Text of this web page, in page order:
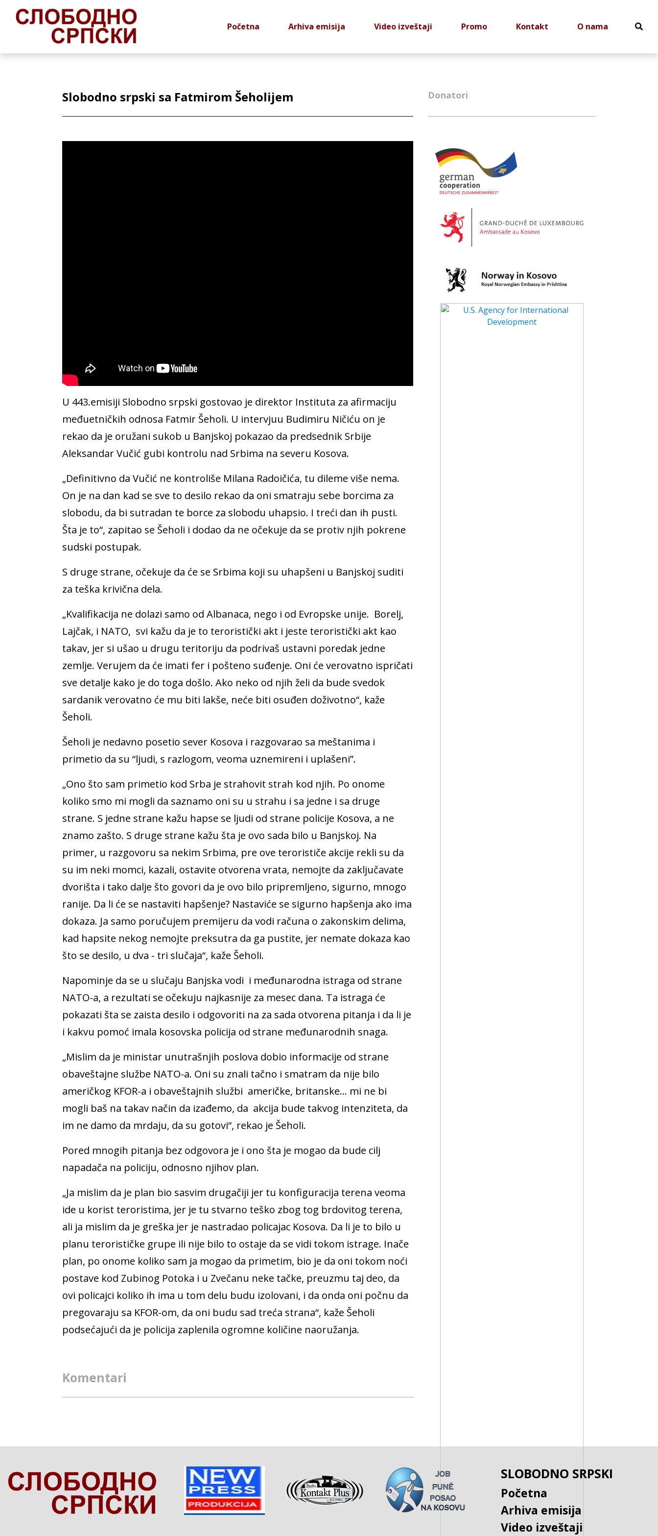
Početna Arhiva emisija Video izveštaji Promo Kontakt O nama
Slobodno srpski sa Fatmirom Šeholijem
U 443.emisiji Slobodno srpski gostovao je direktor Instituta za afirmaciju
međuetničkih odnosa Fatmir Šeholi. U intervjuu Budimiru Ničiću on je
rekao da je oružani sukob u Banjskoj pokazao da predsednik Srbije
Aleksandar Vučić gubi kontrolu nad Srbima na severu Kosova.
„Definitivno da Vučić ne kontroliše Milana Radoičića, tu dileme više nema.
On je na dan kad se sve to desilo rekao da oni smatraju sebe borcima za
slobodu, da bi sutradan te borce za slobodu uhapsio. I treći dan ih pusti.
Šta je to“, zapitao se Šeholi i dodao da ne očekuje da se protiv njih pokrene
sudski postupak.
S druge strane, očekuje da će se Srbima koji su uhapšeni u Banjskoj suditi
za teška krivična dela.
„Kvalifikacija ne dolazi samo od Albanaca, nego i od Evropske unije. Borelj,
Lajčak, i NATO, svi kažu da je to teroristički akt i jeste teroristički akt kao
takav, jer si ušao u drugu teritoriju da podrivaš ustavni poredak jedne
zemlje. Verujem da će imati fer i pošteno suđenje. Oni će verovatno ispričati
sve detalje kako je do toga došlo. Ako neko od njih želi da bude svedok
sardanik verovatno će mu biti lakše, neće biti osuđen doživotno“, kaže
Šeholi.
Šeholi je nedavno posetio sever Kosova i razgovarao sa meštanima i
primetio da su “ljudi, s razlogom, veoma uznemireni i uplašeni”.
„Ono što sam primetio kod Srba je strahovit strah kod njih. Po onome
koliko smo mi mogli da saznamo oni su u strahu i sa jedne i sa druge
strane. S jedne strane kažu hapse se ljudi od strane policije Kosova, a ne
znamo zašto. S druge strane kažu šta je ovo sada bilo u Banjskoj. Na
primer, u razgovoru sa nekim Srbima, pre ove terorističe akcije rekli su da
su im neki momci, kazali, ostavite otvorena vrata, nemojte da zaključavate
dvorišta i tako dalje što govori da je ovo bilo pripremljeno, sigurno, mnogo
ranije. Da li će se nastaviti hapšenje? Nastaviće se sigurno hapšenja ako ima
dokaza. Ja samo poručujem premijeru da vodi računa o zakonskim delima,
kad hapsite nekog nemojte preksutra da ga pustite, jer nemate dokaza kao
što se desilo, u dva - tri slučaja“, kaže Šeholi.
Napominje da se u slučaju Banjska vodi i međunarodna istraga od strane
NATO-a, a rezultati se očekuju najkasnije za mesec dana. Ta istraga će
pokazati šta se zaista desilo i odgovoriti na za sada otvorena pitanja i da li je
i kakvu pomoć imala kosovska policija od strane međunarodnih snaga.
„Mislim da je ministar unutrašnjih poslova dobio informacije od strane
obaveštajne službe NATO-a. Oni su znali tačno i smatram da nije bilo
američkog KFOR-a i obaveštajnih službi američke, britanske… mi ne bi
mogli baš na takav način da izađemo, da akcija bude takvog intenziteta, da
im ne damo da mrdaju, da su gotovi“, rekao je Šeholi.
Pored mnogih pitanja bez odgovora je i ono šta je mogao da bude cilj
napadača na policiju, odnosno njihov plan.
„Ja mislim da je plan bio sasvim drugačiji jer tu konfiguracija terena veoma
ide u korist teroristima, jer je tu stvarno teško zbog tog brdovitog terena,
ali ja mislim da je greška jer je nastradao policajac Kosova. Da li je to bilo u
planu terorističke grupe ili nije bilo to ostaje da se vidi tokom istrage. Inače
plan, po onome koliko sam ja mogao da primetim, bio je da oni tokom noći
postave kod Zubinog Potoka i u Zvečanu neke tačke, preuzmu taj deo, da
ovi policajci koliko ih ima u tom delu budu izolovani, i da onda oni počnu da
pregovaraju sa KFOR-om, da oni budu sad treća strana“, kaže Šeholi
podsećajući da je policija zaplenila ogromne količine naoružanja.
Komentari
Donatori
SLOBODNO SRPSKI
Početna
Arhiva emisija
Video izveštaji